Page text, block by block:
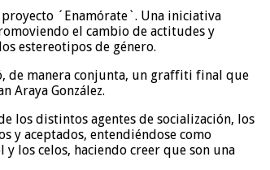
´Enamórate`. Una iniciativa
el cambio de actitudes y
estereotipos de género.
de manera conjunta, un graffiti final que
Araya González.
los distintos agentes de socialización, los
y aceptados, entendiéndose como
los celos, haciendo creer que son una